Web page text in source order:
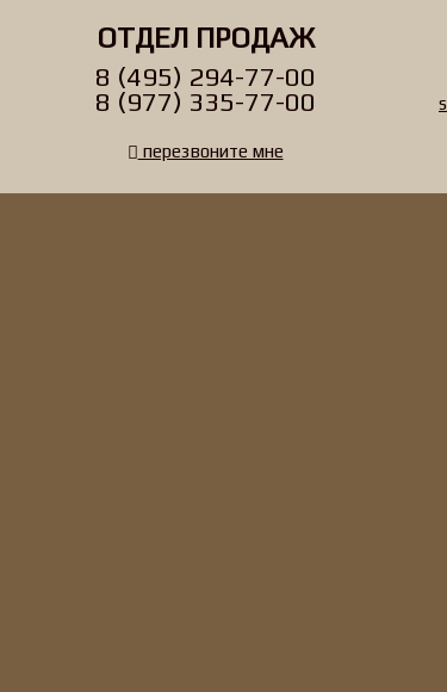
ОТДЕЛ ПРОДАЖ
8 (495) 294-77-00
8 (977) 335-77-00
перезвоните мне